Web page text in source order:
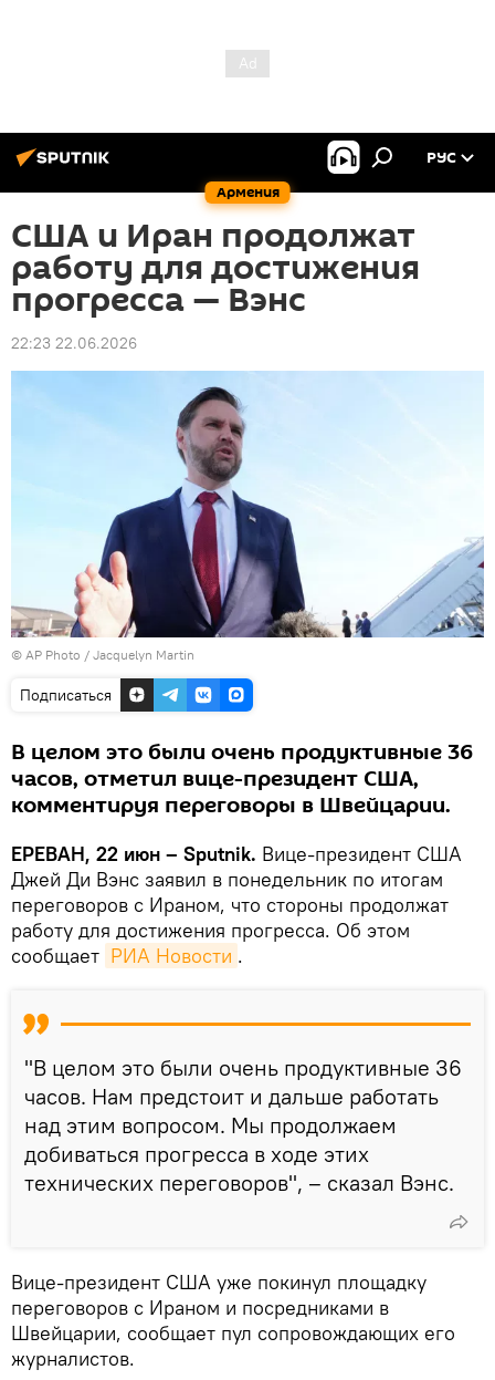
Армения
РУС
США и Иран продолжат
работу для достижения
прогресса — Вэнс
22:23 22.06.2026
© AP Photo / Jacquelyn Martin
Подписаться
В целом это были очень продуктивные 36
часов, отметил вице-президент США,
комментируя переговоры в Швейцарии.
ЕРЕВАН, 22 июн – Sputnik. Вице-президент США
Джей Ди Вэнс заявил в понедельник по итогам
переговоров с Ираном, что стороны продолжат
работу для достижения прогресса. Об этом
сообщает РИА Новости .
"В целом это были очень продуктивные 36
часов. Нам предстоит и дальше работать
над этим вопросом. Мы продолжаем
добиваться прогресса в ходе этих
технических переговоров", – сказал Вэнс.
Вице-президент США уже покинул площадку
переговоров с Ираном и посредниками в
Швейцарии, сообщает пул сопровождающих его
журналистов.